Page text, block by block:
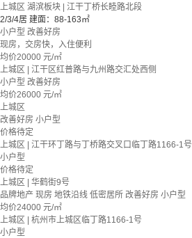
上城区 湖滨板块 | 江干丁桥长睦路北段
2/3/4居 建面：88-163㎡
小户型 改善好房
现房，交房快，入住便利
均价20000 元/㎡
上城区 | 江干区红普路与九州路交汇处西侧
小户型 改善好房
均价26000 元/㎡
上城区
改善好房 小户型
价格待定
上城区 | 江干环丁路与丁桥路交叉口临丁路1166-1号
小户型
价格待定
上城区 | 华鹤街9号
品牌地产 现房 地铁沿线 低密居所 改善好房 小户型
均价24000 元/㎡
上城区 | 杭州市上城区临丁路1166-1号
小户型